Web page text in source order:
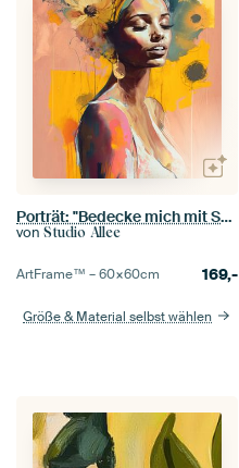
Porträt: "Bedecke mich mit Sonnenschein"
von Studio Allee
ArtFrame™ –60×60cm 169,-
Größe & Material selbst wählen